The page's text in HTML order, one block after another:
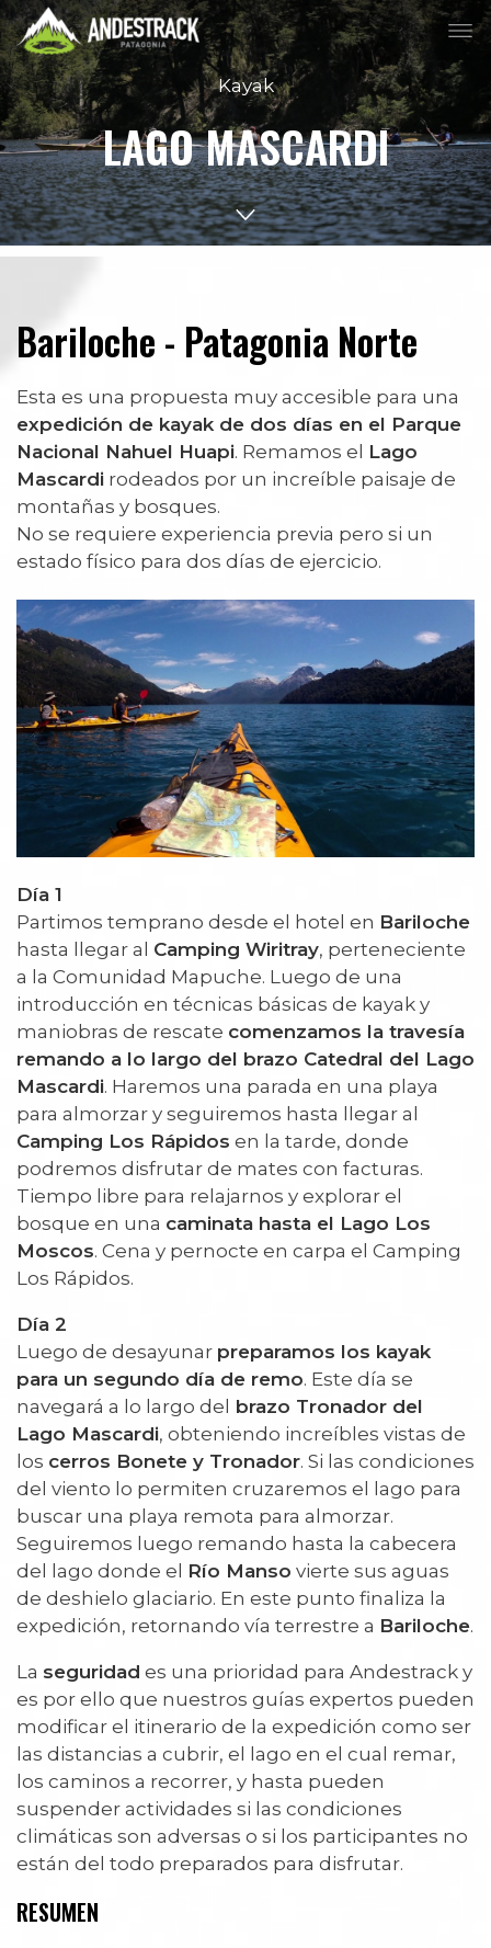
Kayak
LAGO MASCARDI
Bariloche - Patagonia Norte
Esta es una propuesta muy accesible para una
expedición de kayak de dos días en el Parque
Nacional Nahuel Huapi. Remamos el Lago
Mascardi rodeados por un increíble paisaje de
montañas y bosques.
No se requiere experiencia previa pero si un
estado físico para dos días de ejercicio.
Día 1
Partimos temprano desde el hotel en Bariloche
hasta llegar al Camping Wiritray, perteneciente
a la Comunidad Mapuche. Luego de una
introducción en técnicas básicas de kayak y
maniobras de rescate comenzamos la travesía
remando a lo largo del brazo Catedral del Lago
Mascardi. Haremos una parada en una playa
para almorzar y seguiremos hasta llegar al
Camping Los Rápidos en la tarde, donde
podremos disfrutar de mates con facturas.
Tiempo libre para relajarnos y explorar el
bosque en una caminata hasta el Lago Los
Moscos. Cena y pernocte en carpa el Camping
Los Rápidos.
Día 2
Luego de desayunar preparamos los kayak
para un segundo día de remo. Este día se
navegará a lo largo del brazo Tronador del
Lago Mascardi, obteniendo increíbles vistas de
los cerros Bonete y Tronador. Si las condiciones
del viento lo permiten cruzaremos el lago para
buscar una playa remota para almorzar.
Seguiremos luego remando hasta la cabecera
del lago donde el Río Manso vierte sus aguas
de deshielo glaciario. En este punto finaliza la
expedición, retornando vía terrestre a Bariloche.
La seguridad es una prioridad para Andestrack y
es por ello que nuestros guías expertos pueden
modificar el itinerario de la expedición como ser
las distancias a cubrir, el lago en el cual remar,
los caminos a recorrer, y hasta pueden
suspender actividades si las condiciones
climáticas son adversas o si los participantes no
están del todo preparados para disfrutar.
RESUMEN